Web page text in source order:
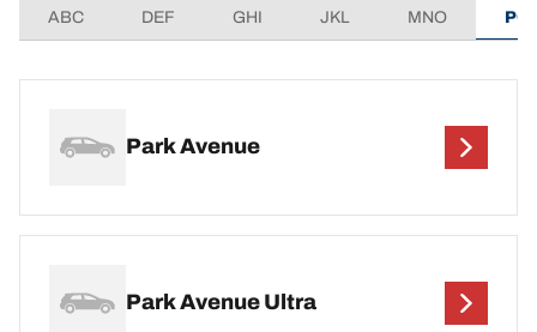
ABC DEF GHI JKL MNO
Park Avenue
Park Avenue Ultra